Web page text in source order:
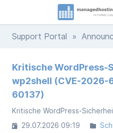
Support Portal »
Kritische WordPress-
wp2shell (CVE-2026-
60137)
29.07.2026 09:19